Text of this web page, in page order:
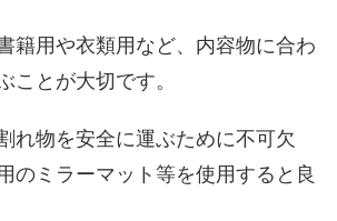
籍用や衣類用など、内容物に合わ
ことが大切です。
れ物を安全に運ぶために不可欠
のミラーマット等を使用すると良